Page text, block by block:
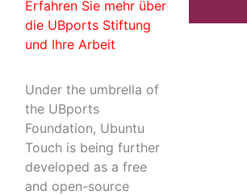
Erfahren Sie mehr über
die UBports Stiftung
und Ihre Arbeit
Under the umbrella of
the UBports
Foundation, Ubuntu
Touch is being further
developed as a free
and open-source